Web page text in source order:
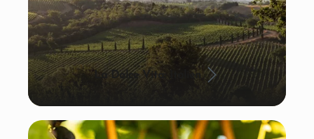
La Dolce Vita: Italien